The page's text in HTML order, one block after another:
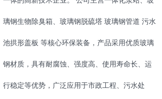
璃钢生物除臭箱、玻璃钢脱硫塔 玻璃钢管道 污水
池拱形盖板 等核心环保装备，产品采用优质玻璃
钢材质，具有耐腐蚀、强度高、使用寿命长、运
行稳定等优势，广泛应用于市政工程、污水处